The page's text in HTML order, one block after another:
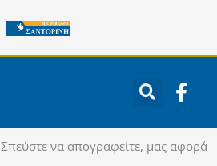
F
a
e
b
Σπεύστε να απογραφείτε, μας αφορά